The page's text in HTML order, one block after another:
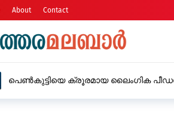
About Contact
പെൺകുട്ടിയെ ക്രൂരമായ ലൈംഗിക